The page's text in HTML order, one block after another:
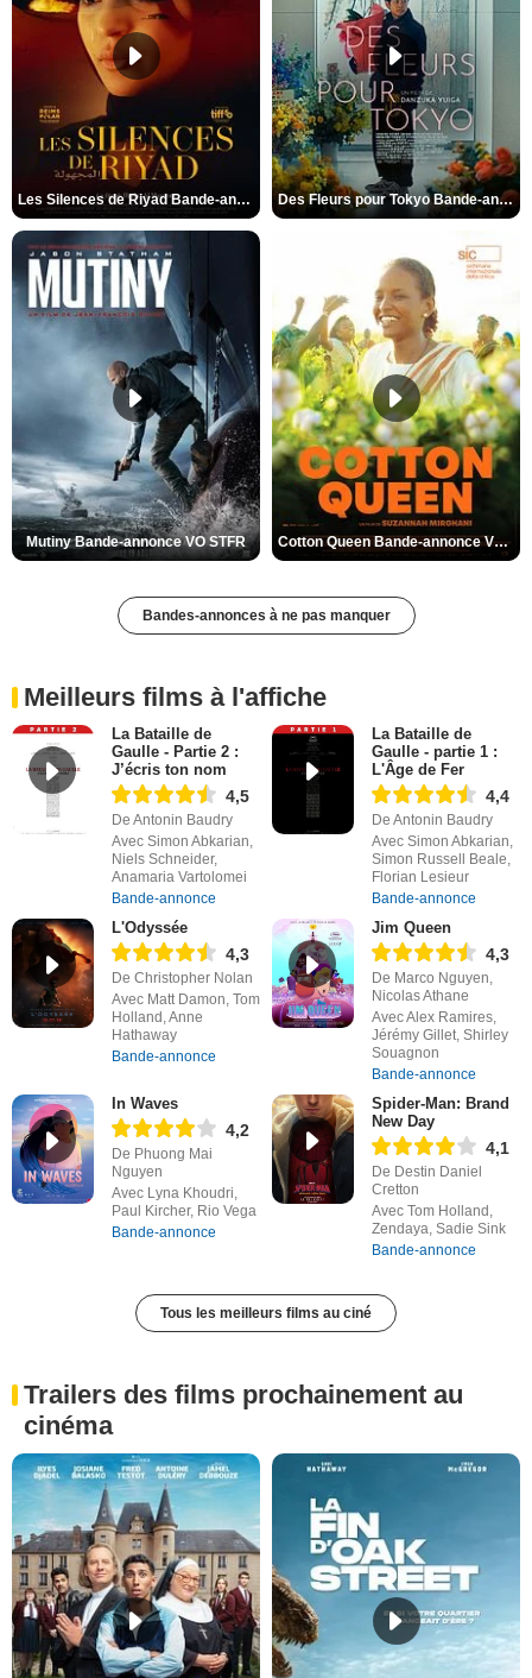
Les Silences de Riyad Bande-annonce VO STFR Des Fleurs pour Tokyo Bande-annonce VO STFR
Mutiny Bande-annonce VO STFR Cotton Queen Bande-annonce VO STFR
Bandes-annonces à ne pas manquer
Meilleurs films à l'affiche
La Bataille de
Gaulle - Partie 2 :
J’écris ton nom
4,5
De Antonin Baudry
Avec Simon Abkarian,
Niels Schneider,
Anamaria Vartolomei
Bande-annonce
La Bataille de
Gaulle - partie 1 :
L'Âge de Fer
4,4
De Antonin Baudry
Avec Simon Abkarian,
Simon Russell Beale,
Florian Lesieur
Bande-annonce
L'Odyssée
4,3
De Christopher Nolan
Avec Matt Damon, Tom
Holland, Anne
Hathaway
Bande-annonce
Jim Queen
4,3
De Marco Nguyen,
Nicolas Athane
Avec Alex Ramires,
Jérémy Gillet, Shirley
Souagnon
Bande-annonce
In Waves
4,2
De Phuong Mai
Nguyen
Avec Lyna Khoudri,
Paul Kircher, Rio Vega
Bande-annonce
Spider-Man: Brand
New Day
4,1
De Destin Daniel
Cretton
Avec Tom Holland,
Zendaya, Sadie Sink
Bande-annonce
Tous les meilleurs films au ciné
Trailers des films prochainement au
cinéma